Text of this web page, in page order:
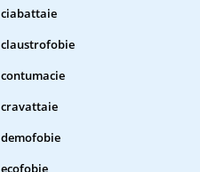
ciabattaie
claustrofobie
contumacie
cravattaie
demofobie
ecofobie